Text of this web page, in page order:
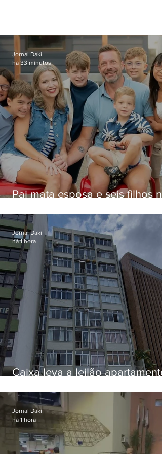
Pai mata esposa e seis filhos
Jornal Daki
há 33 minutos
Caixa leva a leilão apartamento
Botafogo
Jornal Daki
há 1 hora
Jornal Daki
há 1 hora